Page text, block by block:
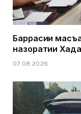
Баррасии
назоратии
07.08.2026